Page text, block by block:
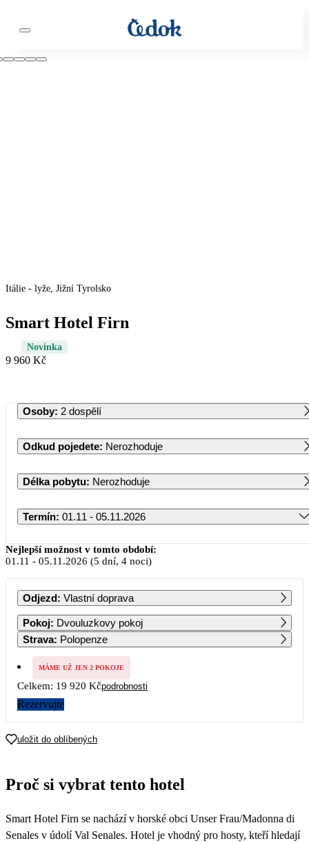
Itálie - lyže, Jižní Tyrolsko
Smart Hotel Firn
Novinka
9 960 Kč
Osoby: 2 dospělí
Odkud pojedete: Nerozhoduje
Délka pobytu: Nerozhoduje
Termín: 01.11 - 05.11.2026
Listopad 2026
PO ÚT ST ČT PÁ SO NE
1
2
9 960
3 4 5 6 7 8
9
9 960
10 11
16
9 960
17
9 960
18 19 20 21 22
30
Nejlepší možnost v tomto období:
01.11 - 05.11.2026 (5 dní, 4 noci)
Odjezd: Vlastní doprava
Pokoj: Dvouluzkovy pokoj
Strava: Polopenze
MÁME UŽ JEN 2 POKOJE
Celkem: 19 920 Kčpodrobnosti
Rezervujte
uložit do oblíbených
Proč si vybrat tento hotel
Smart Hotel Firn se nachází v horské obci Unser Frau/Madonna di
Senales v údolí Val Senales. Hotel je vhodný pro hosty, kteří hledají